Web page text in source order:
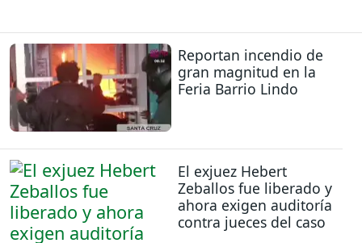
Reportan incendio de
gran magnitud en la
Feria Barrio Lindo
El exjuez Hebert
Zeballos fue liberado y
ahora exigen auditoría
contra jueces del caso